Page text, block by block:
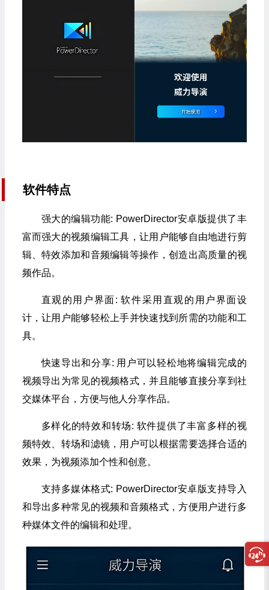
软件特点
强大的编辑功能: PowerDirector安卓版提供了丰
富而强大的视频编辑工具，让用户能够自由地进行剪
辑、特效添加和音频编辑等操作，创造出高质量的视
频作品。
直观的用户界面: 软件采用直观的用户界面设
计，让用户能够轻松上手并快速找到所需的功能和工
具。
快速导出和分享: 用户可以轻松地将编辑完成的
视频导出为常见的视频格式，并且能够直接分享到社
交媒体平台，方便与他人分享作品。
多样化的特效和转场: 软件提供了丰富多样的视
频特效、转场和滤镜，用户可以根据需要选择合适的
效果，为视频添加个性和创意。
支持多媒体格式: PowerDirector安卓版支持导入
和导出多种常见的视频和音频格式，方便用户进行多
种媒体文件的编辑和处理。